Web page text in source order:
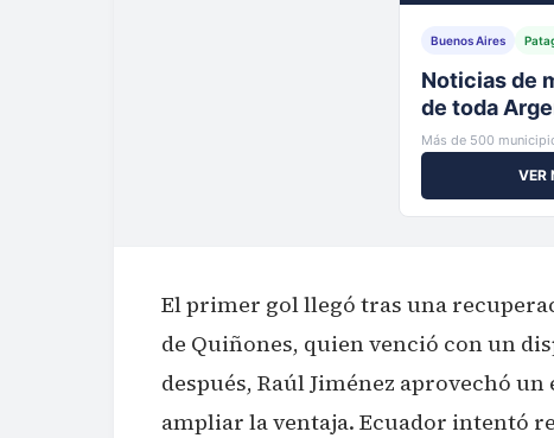
Buenos Aires
Tu
al instante
Más de 500
VER
El primer gol llegó tras una
de Quiñones, quien venció con un
después, Raúl Jiménez aprovechó
ampliar la ventaja. Ecuador intentó